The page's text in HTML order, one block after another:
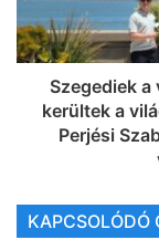
Szegediek
kerültek a
Perjési
KAPCSOLÓDÓ